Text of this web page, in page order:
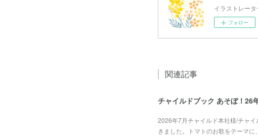
イラストレータ
フォロー
関連記事
チャイルドブック あそぼ！26
2026年7月チャイルド本社様/チャ
きました。トマトのお歌をテーマに